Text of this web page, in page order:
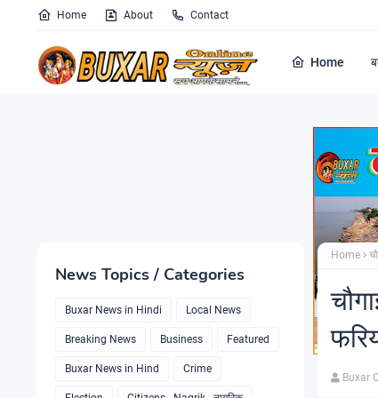
Home About Contact
Home
News Topics / Categories
Buxar News in Hindi Local News
Breaking News Business Featured
Buxar News in Hind Crime
Home
Buxar